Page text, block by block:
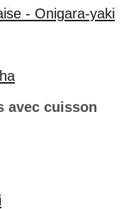
- Onigara-yaki
avec cuisson